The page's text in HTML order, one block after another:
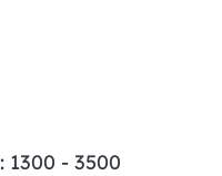
- 3500